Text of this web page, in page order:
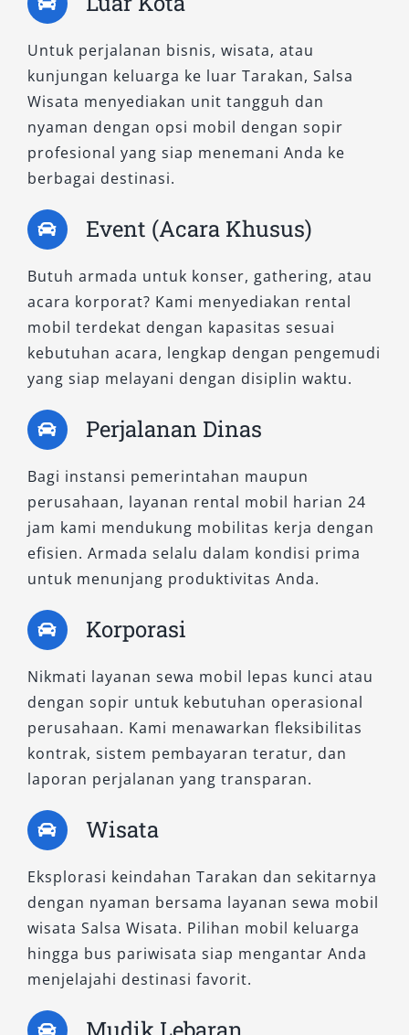
Untuk perjalanan bisnis, wisata, atau
kunjungan keluarga ke luar Tarakan, Salsa
Wisata menyediakan unit tangguh dan
nyaman dengan opsi mobil dengan sopir
profesional yang siap menemani Anda ke
berbagai destinasi.
Event (Acara Khusus)
Butuh armada untuk konser, gathering, atau
acara korporat? Kami menyediakan rental
mobil terdekat dengan kapasitas sesuai
kebutuhan acara, lengkap dengan pengemudi
yang siap melayani dengan disiplin waktu.
Perjalanan Dinas
Bagi instansi pemerintahan maupun
perusahaan, layanan rental mobil harian 24
jam kami mendukung mobilitas kerja dengan
efisien. Armada selalu dalam kondisi prima
untuk menunjang produktivitas Anda.
Korporasi
Nikmati layanan sewa mobil lepas kunci atau
dengan sopir untuk kebutuhan operasional
perusahaan. Kami menawarkan fleksibilitas
kontrak, sistem pembayaran teratur, dan
laporan perjalanan yang transparan.
Wisata
Eksplorasi keindahan Tarakan dan sekitarnya
dengan nyaman bersama layanan sewa mobil
wisata Salsa Wisata. Pilihan mobil keluarga
hingga bus pariwisata siap mengantar Anda
menjelajahi destinasi favorit.